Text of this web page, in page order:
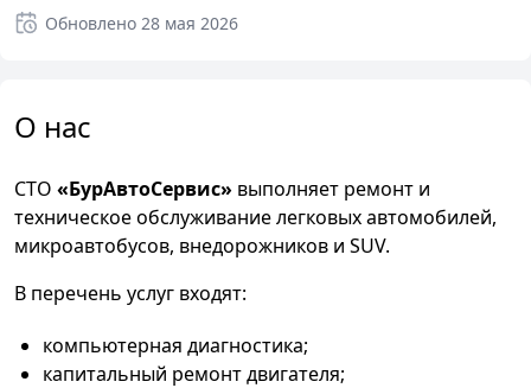
Обновлено 28 мая 2026
О нас
СТО «БурАвтоСервис» выполняет ремонт и
техническое обслуживание легковых автомобилей,
микроавтобусов, внедорожников и SUV.
В перечень услуг входят:
компьютерная диагностика;
капитальный ремонт двигателя;